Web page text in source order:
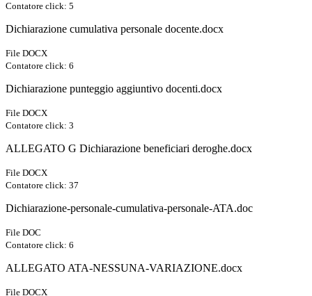
Contatore click: 5
Dichiarazione cumulativa personale docente.docx
File DOCX
Contatore click: 6
Dichiarazione punteggio aggiuntivo docenti.docx
File DOCX
Contatore click: 3
ALLEGATO G Dichiarazione beneficiari deroghe.docx
File DOCX
Contatore click: 37
Dichiarazione-personale-cumulativa-personale-ATA.doc
File DOC
Contatore click: 6
ALLEGATO ATA-NESSUNA-VARIAZIONE.docx
File DOCX